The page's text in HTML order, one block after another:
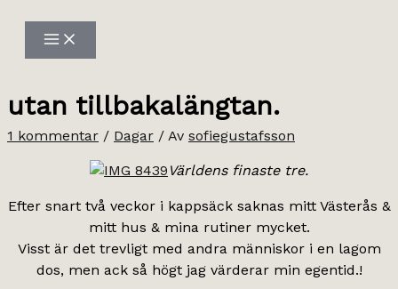
innehåll
utan tillbakalängtan.
1 kommentar / Dagar / Av sofiegustafsson
Världens finaste tre.
Efter snart två veckor i kappsäck saknas mitt Västerås &
mitt hus & mina rutiner mycket.
Visst är det trevligt med andra människor i en lagom
dos, men ack så högt jag värderar min egentid.!